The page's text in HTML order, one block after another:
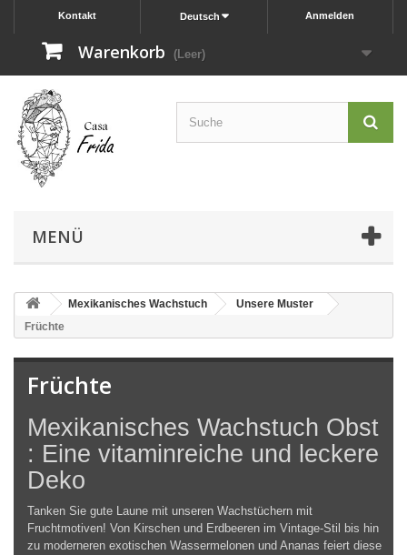
Anmelden
Deutsch
Kontakt
Warenkorb (Leer)
MENÜ
Mexikanisches Wachstuch
Unsere Muster
Früchte
Früchte
Mexikanisches Wachstuch Obst
: Eine vitaminreiche und leckere
Deko
Tanken Sie gute Laune mit unseren Wachstüchern mit
Fruchtmotiven! Von Kirschen und Erdbeeren im Vintage-Stil bis hin
zu moderneren exotischen Wassermelonen und Ananas feiert diese